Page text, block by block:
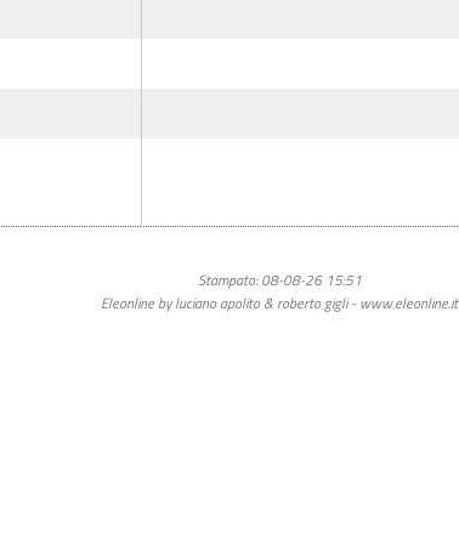
Stampato: 08-08-26 15:51
Eleonline by luciano apolito & roberto gigli - www.eleonline.it